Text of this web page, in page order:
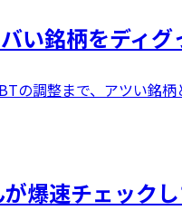
い銘柄をディグ
の調整まで、アツい銘
爆速チェック